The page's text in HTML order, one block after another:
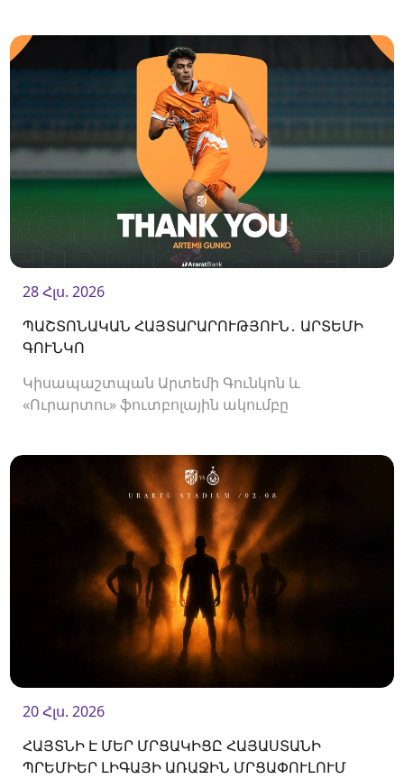
մեկնարկի մասին։
28 Հլս. 2026
ՊԱՇՏՈՆԱԿԱՆ ՀԱՅՏԱՐԱՐՈՒԹՅՈՒՆ․ ԱՐՏԵՄԻ
ԳՈՒՆԿՈ
Կիսապաշտպան Արտեմի Գունկոն և
«Ուրարտու» ֆուտբոլային ակումբը
20 Հլս. 2026
ՀԱՅՏՆԻ Է ՄԵՐ ՄՐՑԱԿԻՑԸ ՀԱՅԱՍՏԱՆԻ
ՊՐԵՄԻԵՐ ԼԻԳԱՅԻ ԱՌԱՋԻՆ ՄՐՑԱՓՈՒԼՈՒՄ